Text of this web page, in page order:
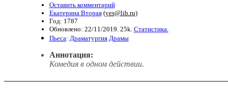
Оставить комментарий
Екатерина Вторая(yes@lib.ru)
Год: 1787
Обновлено: 22/11/2019. 25k. Статистика.
Пьеса: Драматургия Драмы
Аннотация:
Комедия в одном действии.